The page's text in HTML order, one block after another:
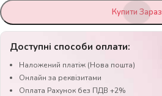
Купити Зараз
Доступні способи оплати:
Наложений платіж (Нова пошта)
Онлайн за реквізитами
Оплата Рахунок без ПДВ +2%